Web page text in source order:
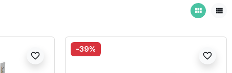
view_module view_list
favorite_border
-39%
favorite_border